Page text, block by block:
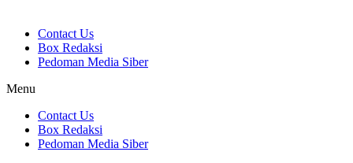
Contact Us
Box Redaksi
Pedoman Media Siber
Menu
Contact Us
Box Redaksi
Pedoman Media Siber